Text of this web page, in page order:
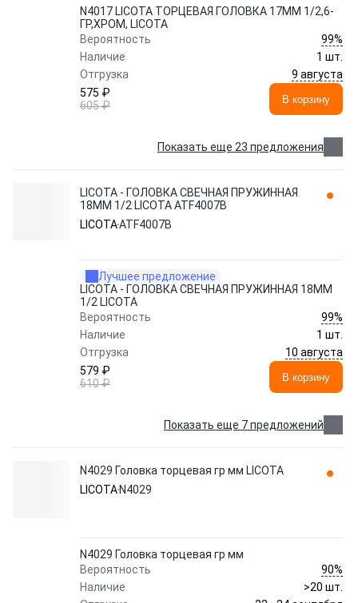
N4017 LICOTA ТОРЦЕВАЯ ГОЛОВКА 17ММ 1/2,6-
ГР,ХРОМ, LICOTA
Вероятность
99%
Наличие
1 шт.
Отгрузка
9 августа
575 ₽
605 ₽
В корзину
Показать еще 23 предложения
LICOTA - ГОЛОВКА СВЕЧНАЯ ПРУЖИННАЯ
18ММ 1/2 LICOTA ATF4007B
LICOTAATF4007B
Лучшее предложение
LICOTA - ГОЛОВКА СВЕЧНАЯ ПРУЖИННАЯ 18ММ
1/2 LICOTA
Вероятность
99%
Наличие
1 шт.
Отгрузка
10 августа
579 ₽
610 ₽
В корзину
Показать еще 7 предложений
N4029 Головка торцевая гр мм LICOTA
LICOTA N4029
N4029 Головка торцевая гр мм
Вероятность
90%
Наличие
>20 шт.